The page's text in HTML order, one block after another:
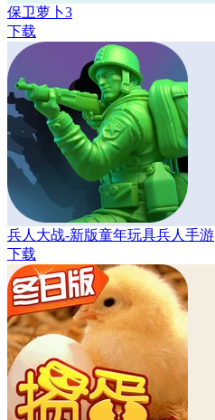
保卫萝卜3
下载
兵人大战-新版童年玩具兵人手游
下载